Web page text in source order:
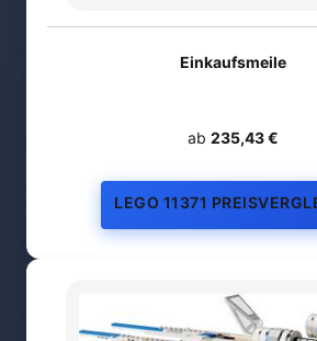
Einkaufsmeile
ab 235,43 €
LEGO 11371